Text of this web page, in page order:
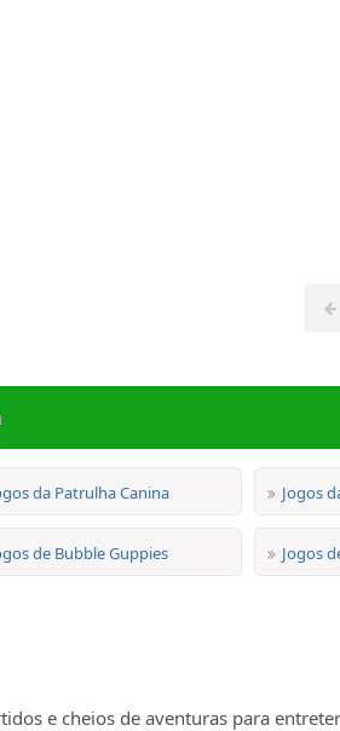
da Patrulha Canina Jogos
de Bubble Guppies Jogos
e cheios de aventuras para